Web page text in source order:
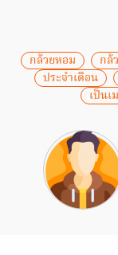
กล้วยหอม กล้
ประจำเดือน
เป็นเ